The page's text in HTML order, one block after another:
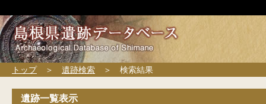
トップ＞ 遺跡検索 ＞ 検索結果
遺跡一覧表示